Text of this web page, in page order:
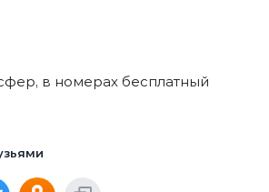
в номерах бесплатный